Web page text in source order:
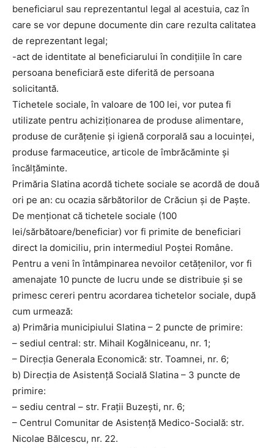
beneficiarul sau reprezentantul legal al acestuia, caz în
care se vor depune documente din care rezulta calitatea
de reprezentant legal;
-act de identitate al beneficiarului în condițiile în care
persoana beneficiară este diferită de persoana
solicitantă.
Tichetele sociale, în valoare de 100 lei, vor putea fi
utilizate pentru achiziționarea de produse alimentare,
produse de curățenie și igienă corporală sau a locuinței,
produse farmaceutice, articole de îmbrăcăminte și
încălțăminte.
Primăria Slatina acordă tichete sociale se acordă de două
ori pe an: cu ocazia sărbătorilor de Crăciun și de Paște.
De menționat că tichetele sociale (100
lei/sărbătoare/beneficiar) vor fi primite de beneficiari
direct la domiciliu, prin intermediul Poștei Române.
Pentru a veni în întâmpinarea nevoilor cetățenilor, vor fi
amenajate 10 puncte de lucru unde se distribuie și se
primesc cereri pentru acordarea tichetelor sociale, după
cum urmează:
a) Primăria municipiului Slatina – 2 puncte de primire:
– sediul central: str. Mihail Kogălniceanu, nr. 1;
– Direcția Generala Economică: str. Toamnei, nr. 6;
b) Direcția de Asistență Socială Slatina – 3 puncte de
primire:
– sediu central – str. Frații Buzești, nr. 6;
– Centrul Comunitar de Asistență Medico-Socială: str.
Nicolae Bălcescu, nr. 22.